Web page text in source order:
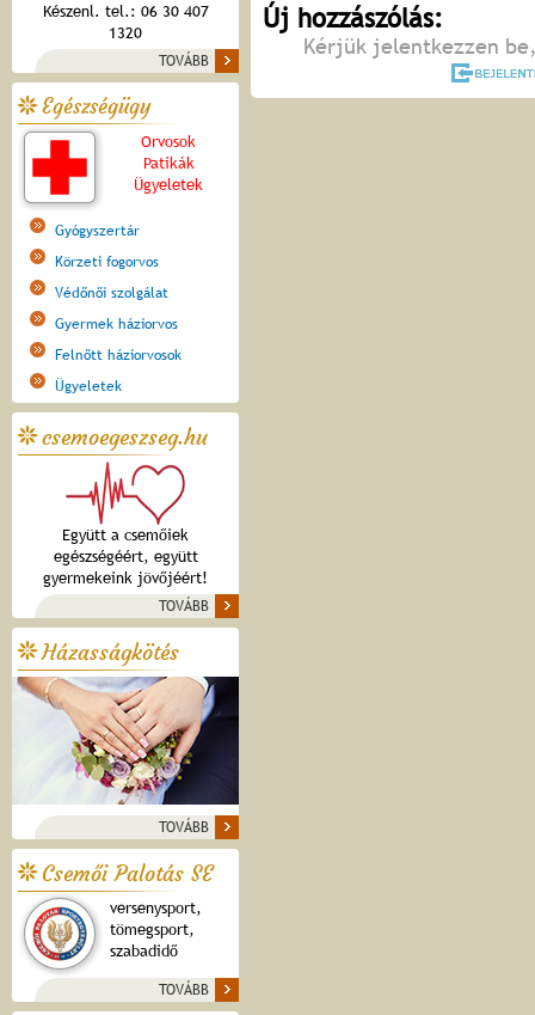
Készenl. tel.: 06 30 407
1320
TOVÁBB
Egészségügy
Orvosok
Patikák
Ügyeletek
Gyógyszertár
Körzeti fogorvos
Védőnői szolgálat
Gyermek háziorvos
Felnőtt háziorvosok
Ügyeletek
csemoegeszseg.hu
Együtt a csemőiek
egészségéért, együtt
gyermekeink jövőjéért!
TOVÁBB
Házasságkötés
TOVÁBB
Csemői Palotás SE
versenysport,
tömegsport,
szabadidő
TOVÁBB
Új hozzászólás:
Kérjük jelentkezzen